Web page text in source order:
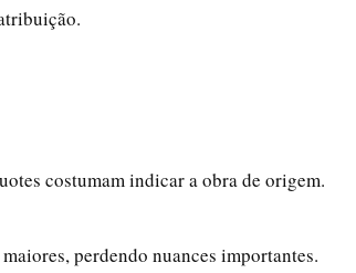
costumam indicar a obra de origem.
perdendo nuances importantes.